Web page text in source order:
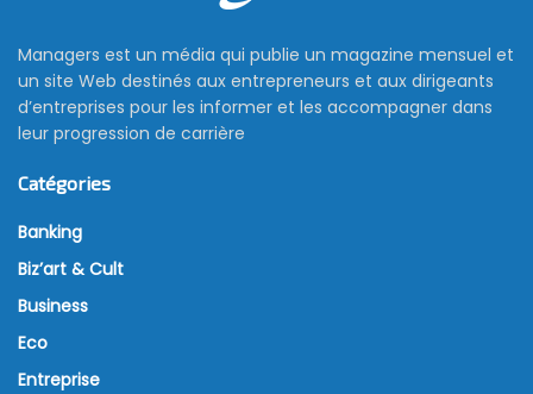
Managers est un média qui publie un magazine mensuel et
un site Web destinés aux entrepreneurs et aux dirigeants
d’entreprises pour les informer et les accompagner dans
leur progression de carrière
Catégories
Banking
Biz’art & Cult
Business
Eco
Entreprise